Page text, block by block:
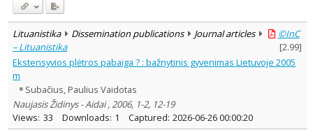
Psychology
107
Theatrology 3
Law 31
Theology
Management 13
Text language
Country of publication
Historical periods
Lituanistika Dissemination publications Journal articles
©InC
– Lituanistika
[2.99]
Ekstensyvios plėtros pabaiga ? : bažnytinis gyvenimas Lietuvoje 2005
m
Subačius, Paulius Vaidotas
Naujasis Židinys - Aidai , 2006, 1-2, 12-19
Views: 33 Downloads: 1 Captured: 2026-06-26 00:00:20